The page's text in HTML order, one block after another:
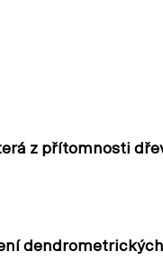
z přítomnosti